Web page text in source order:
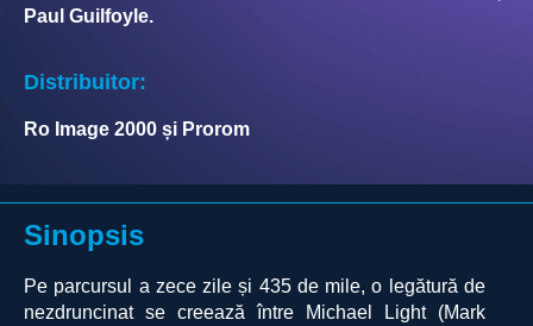
Paul Guilfoyle.
Distribuitor:
Ro Image 2000 și Prorom
Sinopsis
Pe parcursul a zece zile și 435 de mile, o legătură de
nezdruncinat se creează între Michael Light (Mark